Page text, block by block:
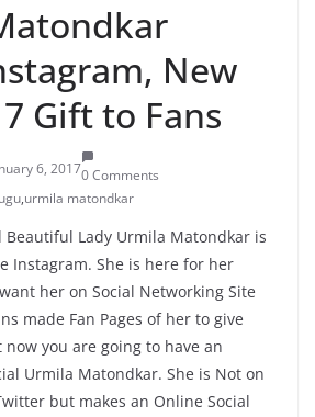
New
Gift to Fans
6, 20170 Comments
,urmila matondkar
Beautiful Lady Urmila Matondkar is
Instagram. She is here for her
her on Social Networking Site
made Fan Pages of her to give
you are going to have an
Urmila Matondkar. She is Not on
but makes an Online Social